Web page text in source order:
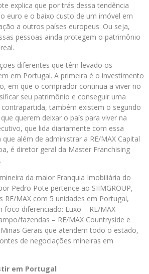
explica que por trás dessa tendência
euro e o baixo custo de um imóvel em
a outros países europeus. Ou seja,
pessoas ainda protegem o patrimônio
diferentes que têm levado os
em Portugal. A primeira é o investimento
em que o comprador continua a viver no
seu patrimônio e conseguir uma
também existem o segundo
querem deixar o país para viver na
que lida diariamente com essa
além de administrar a RE/MAX Capital
é diretor geral da Master Franchising
da maior Franquia Imobiliária do
Pedro Pote pertence ao SIIMGROUP,
RE/MAX com 5 unidades em Portugal,
foco diferenciado: Luxo – RE/MAX
fazendas – RE/MAX Countryside e
Gerais que atendem todo o estado,
de negociações mineiras em
em Portugal